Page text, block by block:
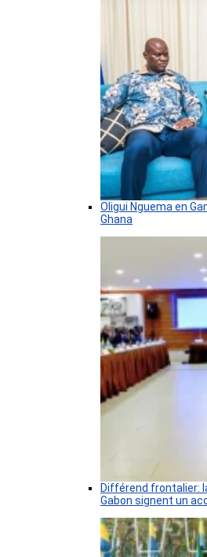
Oligui Nguema en
Ghana
Différend frontalier:
Gabon signent un